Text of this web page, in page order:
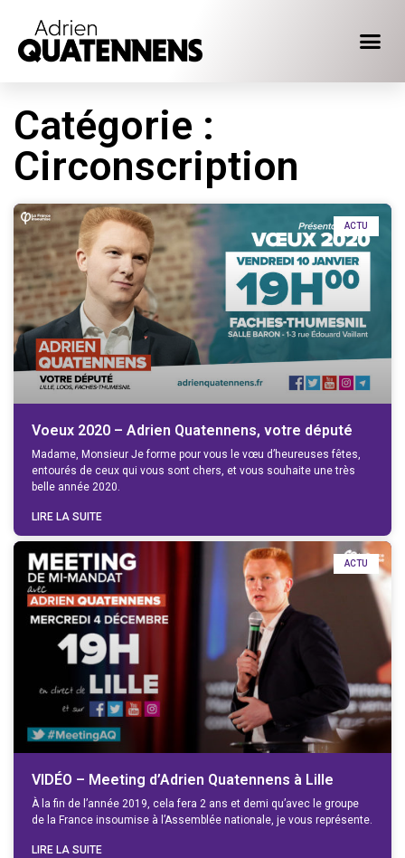
Catégorie :
Circonscription
ACTU
Voeux 2020 – Adrien Quatennens, votre député
Madame, Monsieur Je forme pour vous le vœu d’heureuses fêtes,
entourés de ceux qui vous sont chers, et vous souhaite une très
belle année 2020.
LIRE LA SUITE
ACTU
VIDÉO – Meeting d’Adrien Quatennens à Lille
À la fin de l’année 2019, cela fera 2 ans et demi qu’avec le groupe
de la France insoumise à l’Assemblée nationale, je vous représente.
LIRE LA SUITE